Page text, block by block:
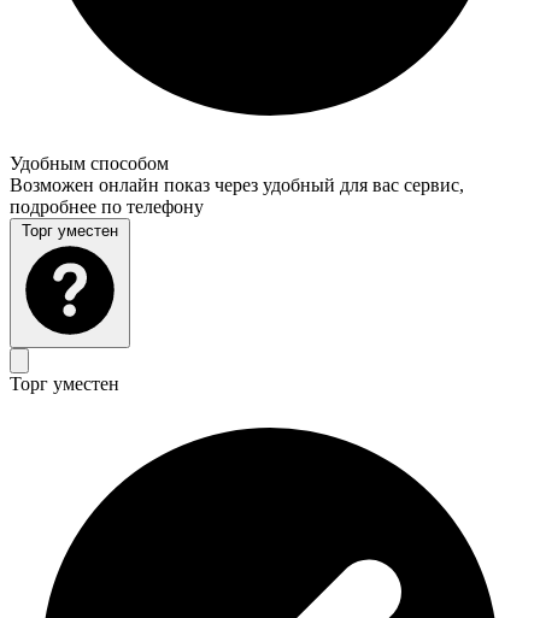
Удобным способом
Возможен онлайн показ через удобный для вас сервис,
подробнее по телефону
Торг уместен
Торг уместен